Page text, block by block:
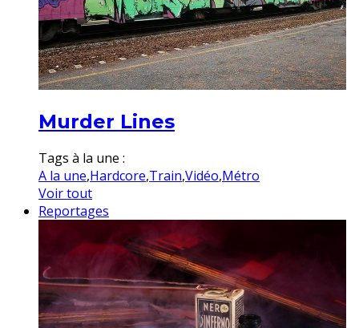
Murder Lines
Tags à la une :
A la une,Hardcore,Train,Vidéo,Métro
Voir tout
Reportages